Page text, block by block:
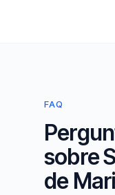
FAQ
sobre
de